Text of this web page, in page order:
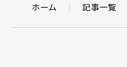
ホーム 記事一覧